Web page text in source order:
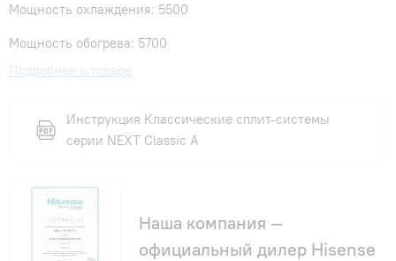
Мощность охлаждения: 5500
Мощность обогрева: 5700
Подробнее о товаре
Инструкция Классические сплит-системы
серии NEXT Classic A
Наша компания —
официальный дилер Hisense